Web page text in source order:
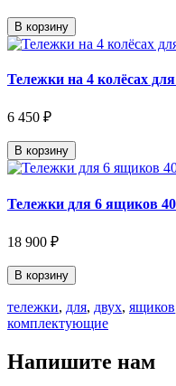
В корзину
Тележки на 4 колёсах
6 450 ₽
В корзину
Тележки для 6 ящиков
18 900 ₽
В корзину
тележки, для, двух, ящиков
комплектующие
Напишите нам